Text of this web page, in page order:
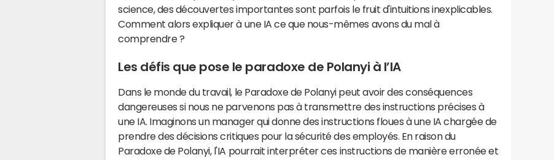
science, des découvertes importantes sont parfois le fruit d'intuitions inexplicables.
Comment alors expliquer à une IA ce que nous-mêmes avons du mal à
comprendre ?
Les défis que pose le paradoxe de Polanyi à l’IA
Dans le monde du travail, le Paradoxe de Polanyi peut avoir des conséquences
dangereuses si nous ne parvenons pas à transmettre des instructions précises à
une IA. Imaginons un manager qui donne des instructions floues à une IA chargée de
prendre des décisions critiques pour la sécurité des employés. En raison du
Paradoxe de Polanyi, l'IA pourrait interpréter ces instructions de manière erronée et